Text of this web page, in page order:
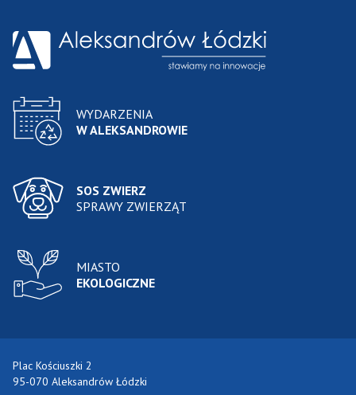
WYDARZENIA
W ALEKSANDROWIE
SOS ZWIERZ
SPRAWY ZWIERZĄT
MIASTO
EKOLOGICZNE
Plac Kościuszki 2
95-070 Aleksandrów Łódzki